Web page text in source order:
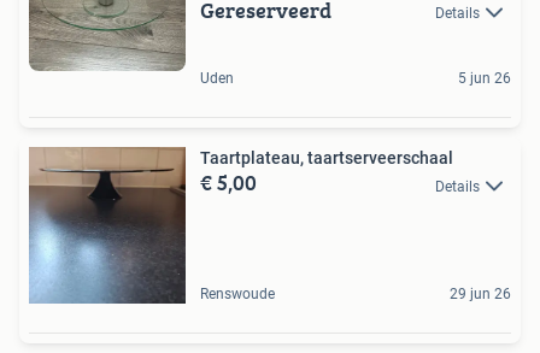
Gereserveerd Details
Uden 5 jun 26
Taartplateau, taartserveerschaal
€ 5,00 Details
Renswoude 29 jun 26